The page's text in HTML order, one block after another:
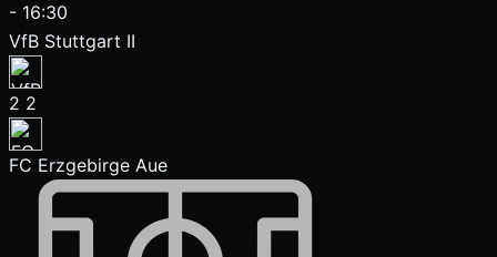
- 16:30
VfB Stuttgart II
2 2
FC Erzgebirge Aue